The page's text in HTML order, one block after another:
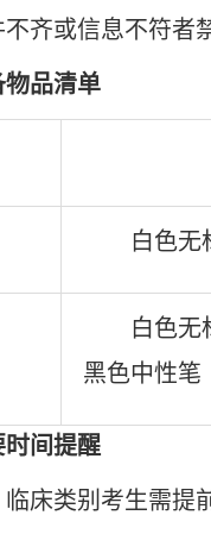
齐或信息不符者
物品清单
白色无
白色无
黑色中性笔
时间提醒
临床类别考生需提